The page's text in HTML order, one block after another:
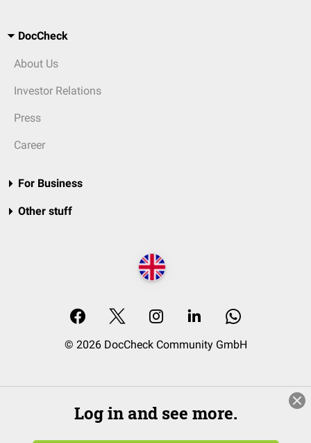
DocCheck
About Us
Investor Relations
Press
Career
For Business
Other stuff
© 2026 DocCheck Community GmbH
Log in and see more.